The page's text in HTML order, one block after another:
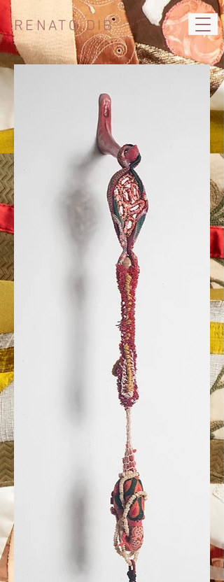
RENATO DIB